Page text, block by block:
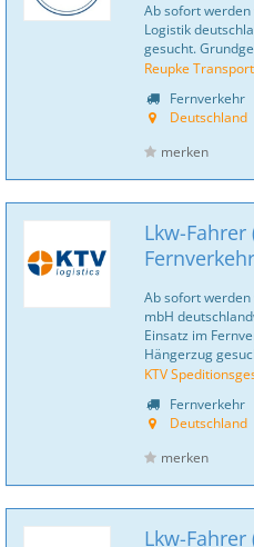
Ab sofort werden
Logistik
gesucht.
Reupke
Fernverkehr
Deutschland
merken
Lkw-
Ab sofort werden
mbH
Einsatz im
Hängerzug
KTV
Fernverkehr
Deutschland
merken
Lkw-